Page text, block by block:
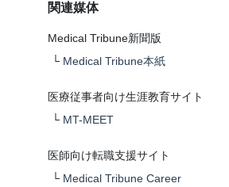
関連媒体
Medical Tribune新聞版
└ Medical Tribune本紙
医療従事者向け生涯教育サイト
└ MT-MEET
医師向け転職支援サイト
└ Medical Tribune Career